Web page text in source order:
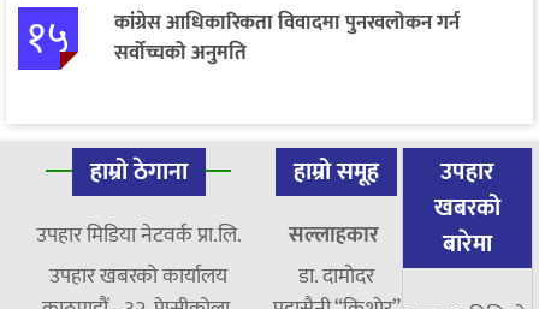
१५
कांग्रेस आधिकारिकता विवादमा पुनरवलोकन गर्न
सर्वोच्चको अनुमति
हाम्रो ठेगाना
उपहार मिडिया नेटवर्क प्रा.लि.
उपहार खबरको कार्यालय
हाम्रो समूह
सल्लाहकार
डा. दामाेदर
उपहार
खबरको
बारेमा